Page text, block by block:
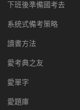
下班後準備國考去
系統式備考策略
讀書方法
愛考典之友
愛單字
愛題庫